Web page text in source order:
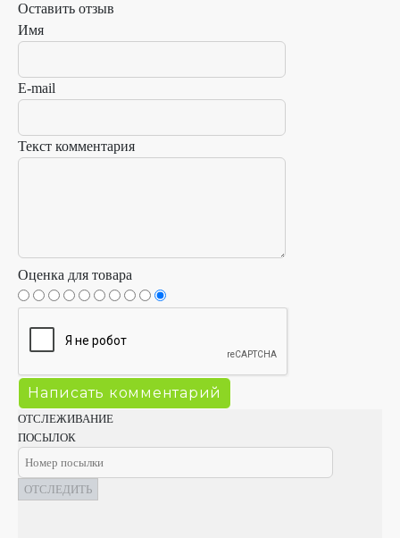
ОТСЛЕЖИВАНИЕ
ПОСЫЛОК
ОТСЛЕДИТЬ
Оставить отзыв
Имя
E-mail
Текст комментария
Оценка для товара